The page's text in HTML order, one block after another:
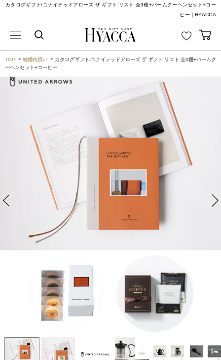
カタログギフト/ユナイテッドアローズ ザ ギフト リスト 全3種+バームクーヘンセット+コー
ヒー｜HYACCA
TOP 結婚内祝い
カタログギフト/ユナイテッドアローズ ザ ギフト リスト 全3種+バームク
ーヘンセット+コーヒー